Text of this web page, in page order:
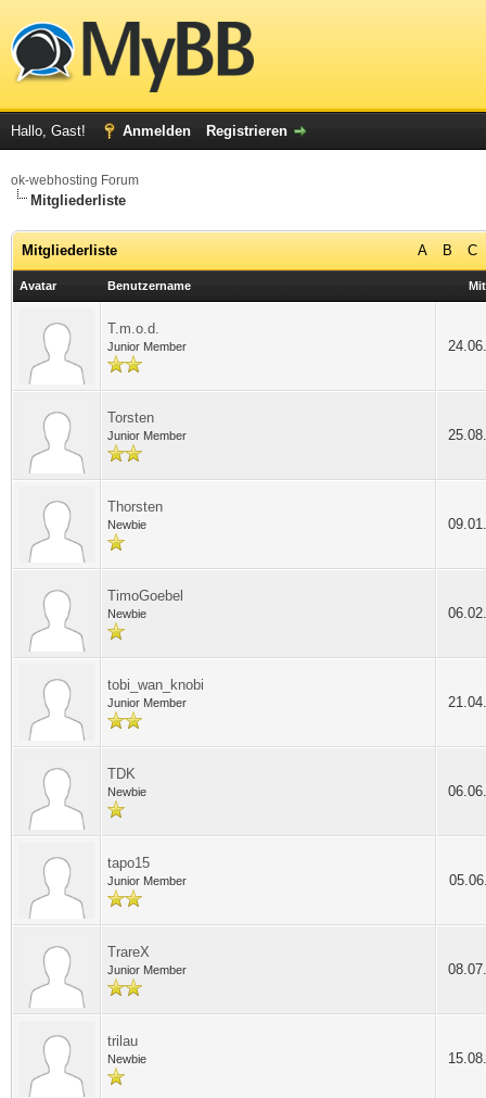
Hallo, Gast! Anmelden Registrieren
ok-webhosting Forum
Mitgliederliste
A B C
Mitgliederliste
Avatar Benutzername
T.m.o.d.
Junior Member
Torsten
Junior Member
Thorsten
Newbie
TimoGoebel
Newbie
tobi_wan_knobi
Junior Member
TDK
Newbie
tapo15
Junior Member
TrareX
Junior Member
trilau
Newbie